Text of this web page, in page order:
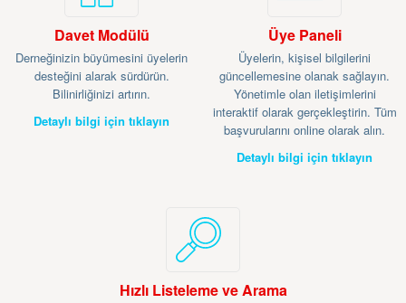
Davet Modülü
Derneğinizin büyümesini üyelerin
desteğini alarak sürdürün.
Bilinirliğinizi artırın.
Detaylı bilgi için tıklayın
Üye Paneli
Üyelerin, kişisel bilgilerini
güncellemesine olanak sağlayın.
Yönetimle olan iletişimlerini
interaktif olarak gerçekleştirin. Tüm
başvurularını online olarak alın.
Detaylı bilgi için tıklayın
Hızlı Listeleme ve Arama